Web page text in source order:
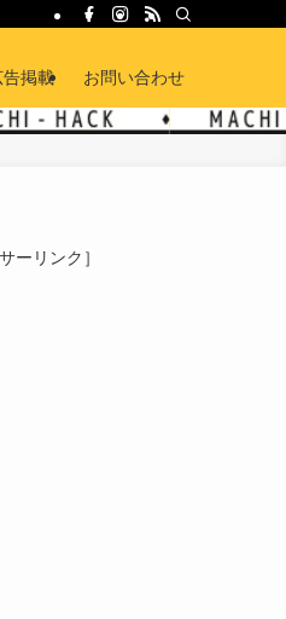
告掲載 お問い合わせ
ーリンク］